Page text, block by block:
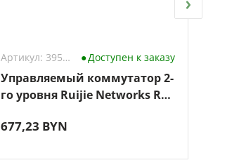
Артикул: 3959728 Доступен к заказу
Управляемый коммутатор 2-
го уровня Ruijie Networks RG-
677,23 BYN